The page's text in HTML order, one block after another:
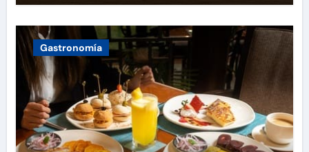
Gastronomía